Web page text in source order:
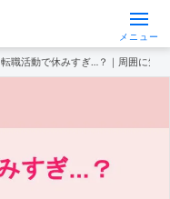
メニュー
転職活動で休みすぎ…？｜周囲に気